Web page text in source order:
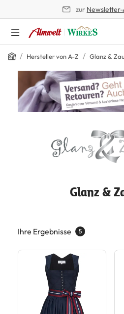
zur
/ Hersteller von A-Z / Glanz &
Glanz &
Ihre Ergebnisse 5